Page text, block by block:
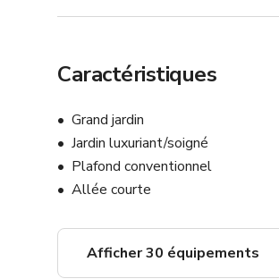
Caractéristiques
Grand jardin
Jardin luxuriant/soigné
Plafond conventionnel
Allée courte
Afficher 30 équipements